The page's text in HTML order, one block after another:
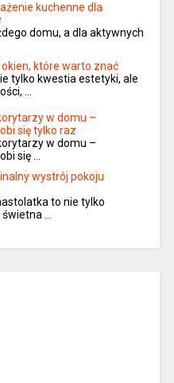
kuchenne dla
domu, a dla aktywnych
które warto znać
tylko kwestia estetyki, ale
…
w domu –
się tylko raz
w domu –
się …
wystrój pokoju
to nie tylko
…